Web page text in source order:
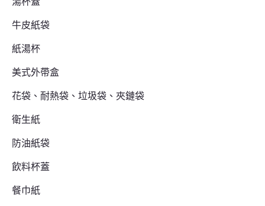
牛皮紙袋
紙湯杯
美式外帶盒
花袋、耐熱袋、垃圾袋、夾鏈袋
衛生紙
防油紙袋
飲料杯蓋
餐巾紙